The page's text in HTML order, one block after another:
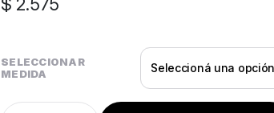
SELECCIONAR
MEDIDA